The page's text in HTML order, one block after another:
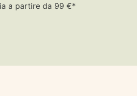
a partire da 99 €*